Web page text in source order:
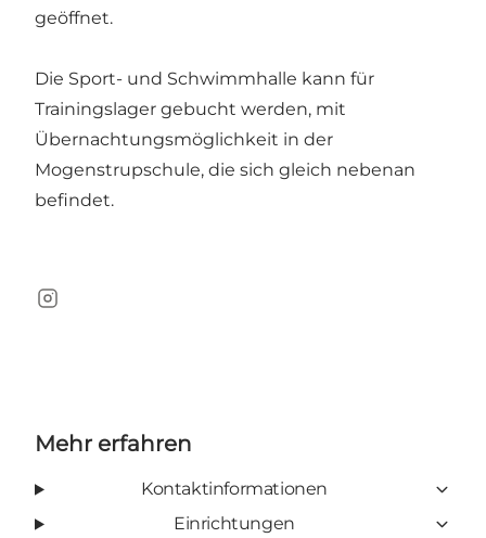
geöffnet.
Die Sport- und Schwimmhalle kann für
Trainingslager gebucht werden, mit
Übernachtungsmöglichkeit in der
Mogenstrupschule, die sich gleich nebenan
befindet.
Instagram
Mehr erfahren
Kontaktinformationen
Einrichtungen